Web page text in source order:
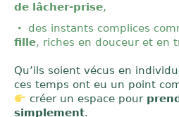
de lâcher-prise,
des instants complices
fille, riches en douceur et en
Qu’ils soient vécus en
ces temps ont eu un point
créer un espace pour
simplement.